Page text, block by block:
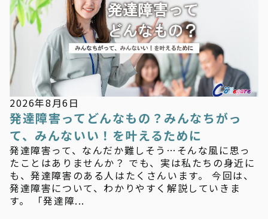
新着情報
2026年8月6日
発達障害ってどんなもの？みんなちがっ
て、みんないい！を叶えるために
発達障害って、なんだか難しそう…そんな風に思っ
たことはありませんか？ でも、実は私たちの身近に
も、発達障害のある人はたくさんいます。 今回は、
発達障害について、わかりやすく解説していきま
す。 「発達障...